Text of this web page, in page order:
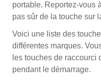
portable. Reportez-vous
pas sûr de la touche sur
Voici une liste des
différentes marques.
les touches de raccourci
pendant le démarrage.